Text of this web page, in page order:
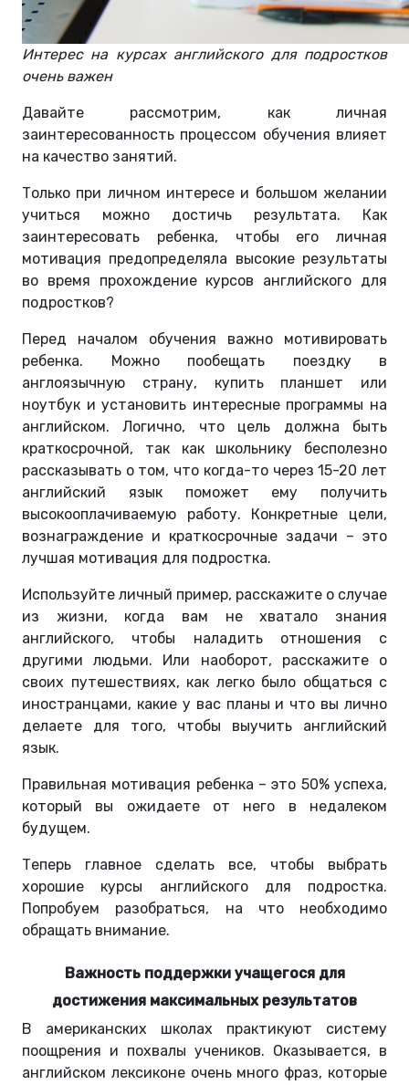
Интерес на курсах английского для подростков
очень важен
Давайте рассмотрим, как личная
заинтересованность процессом обучения влияет
на качество занятий.
Только при личном интересе и большом желании
учиться можно достичь результата. Как
заинтересовать ребенка, чтобы его личная
мотивация предопределяла высокие результаты
во время прохождение курсов английского для
подростков?
Перед началом обучения важно мотивировать
ребенка. Можно пообещать поездку в
англоязычную страну, купить планшет или
ноутбук и установить интересные программы на
английском. Логично, что цель должна быть
краткосрочной, так как школьнику бесполезно
рассказывать о том, что когда-то через 15-20 лет
английский язык поможет ему получить
высокооплачиваемую работу. Конкретные цели,
вознаграждение и краткосрочные задачи – это
лучшая мотивация для подростка.
Используйте личный пример, расскажите о случае
из жизни, когда вам не хватало знания
английского, чтобы наладить отношения с
другими людьми. Или наоборот, расскажите о
своих путешествиях, как легко было общаться с
иностранцами, какие у вас планы и что вы лично
делаете для того, чтобы выучить английский
язык.
Правильная мотивация ребенка – это 50% успеха,
который вы ожидаете от него в недалеком
будущем.
Теперь главное сделать все, чтобы выбрать
хорошие курсы английского для подростка.
Попробуем разобраться, на что необходимо
обращать внимание.
Важность поддержки учащегося для
достижения максимальных результатов
В американских школах практикуют систему
поощрения и похвалы учеников. Оказывается, в
английском лексиконе очень много фраз, которые